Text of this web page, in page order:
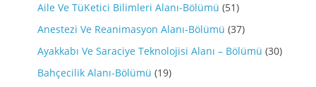
Aile Ve TüKetici Bilimleri Alanı-Bölümü (51)
Anestezi Ve Reanimasyon Alanı-Bölümü (37)
Ayakkabı Ve Saraciye Teknolojisi Alanı – Bölümü (30)
Bahçecilik Alanı-Bölümü (19)